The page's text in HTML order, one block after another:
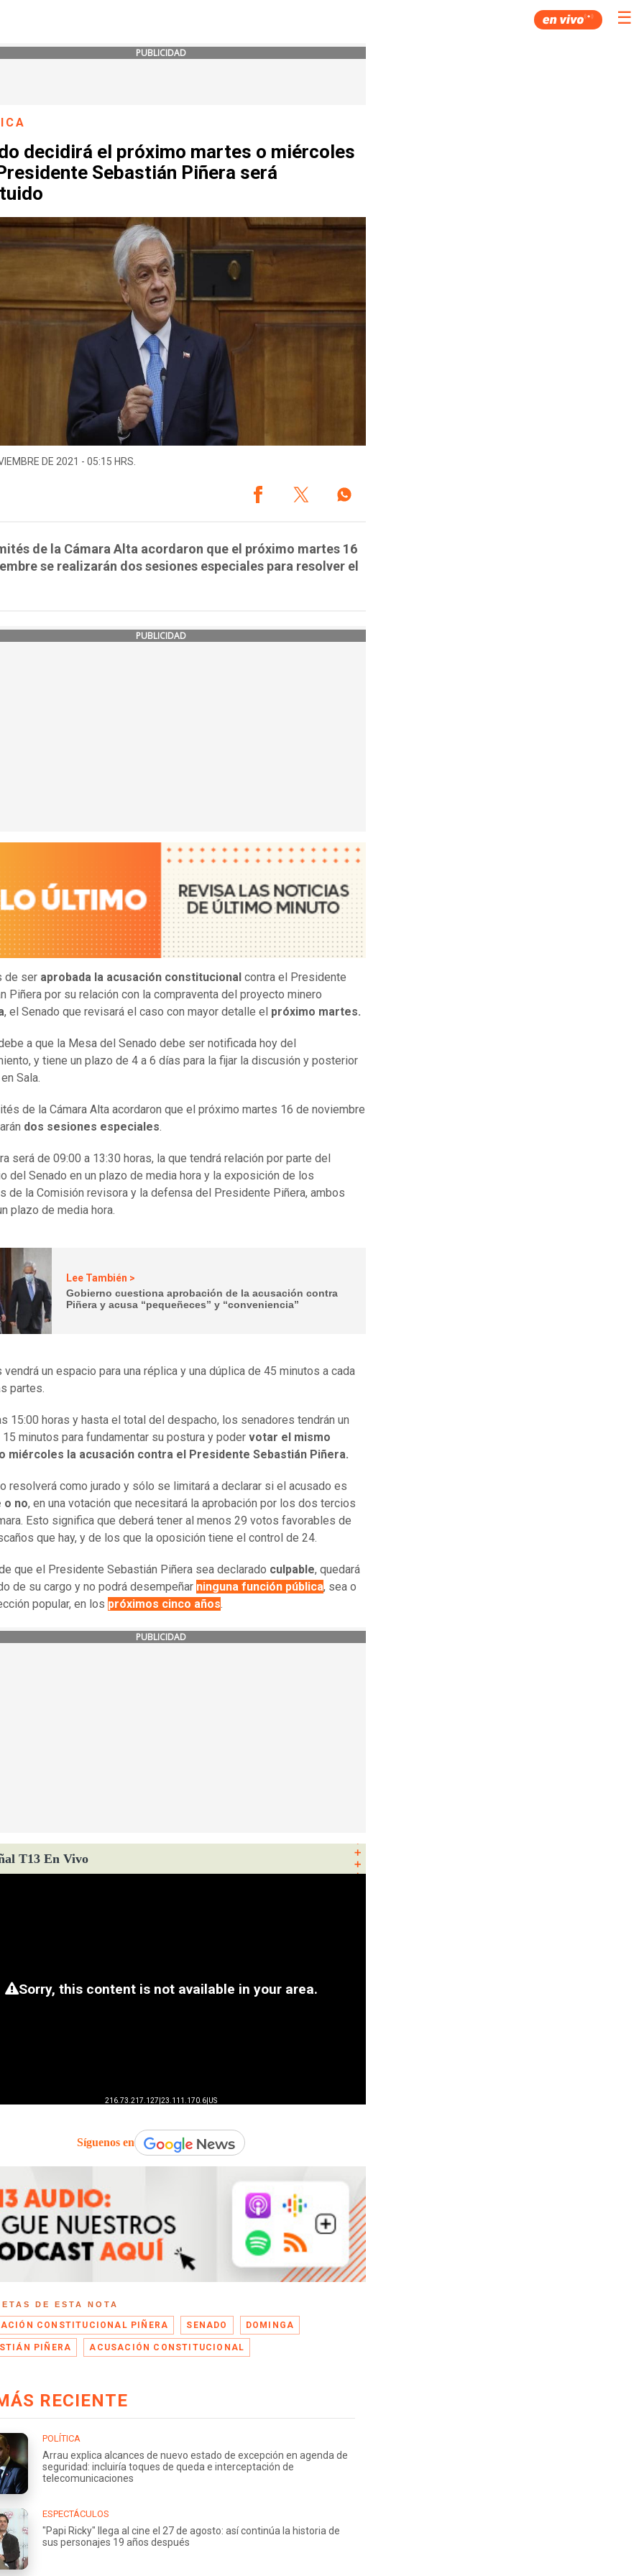
☰
PUBLICIDAD
decidirá el próximo martes o miércoles
Sebastián Piñera será
DE 2021 - 05:15 HRS.
de la Cámara Alta acordaron que el próximo martes 16
se realizarán dos sesiones especiales para resolver el
PUBLICIDAD
de ser aprobada la acusación constitucional contra el Presidente
Piñera por su relación con la compraventa del proyecto minero
, el Senado que revisará el caso con mayor detalle el próximo martes.
a que la Mesa del Senado debe ser notificada hoy del
y tiene un plazo de 4 a 6 días para la fijar la discusión y posterior
Sala.
de la Cámara Alta acordaron que el próximo martes 16 de noviembre
dos sesiones especiales.
será de 09:00 a 13:30 horas, la que tendrá relación por parte del
del Senado en un plazo de media hora y la exposición de los
de la Comisión revisora y la defensa del Presidente Piñera, ambos
plazo de media hora.
Lee También >
Gobierno cuestiona aprobación de la acusación contra
Piñera y acusa “pequeñeces” y “conveniencia”
un espacio para una réplica y una dúplica de 45 minutos a cada
partes.
15:00 horas y hasta el total del despacho, los senadores tendrán un
minutos para fundamentar su postura y poder votar el mismo
miércoles la acusación contra el Presidente Sebastián Piñera.
resolverá como jurado y sólo se limitará a declarar si el acusado es
o no, en una votación que necesitará la aprobación por los dos tercios
Esto significa que deberá tener al menos 29 votos favorables de
que hay, y de los que la oposición tiene el control de 24.
que el Presidente Sebastián Piñera sea declarado culpable, quedará
de su cargo y no podrá desempeñar ninguna función pública, sea o
popular, en los próximos cinco años.
PUBLICIDAD
T13 En Vivo
Síguenos en
DE ESTA NOTA
CONSTITUCIONAL PIÑERA SENADO DOMINGA
PIÑERA ACUSACIÓN CONSTITUCIONAL
RECIENTE
POLÍTICA
Arrau explica alcances de nuevo estado de excepción en agenda de
seguridad: incluiría toques de queda e interceptación de
telecomunicaciones
ESPECTÁCULOS
"Papi Ricky" llega al cine el 27 de agosto: así continúa la historia de
sus personajes 19 años después